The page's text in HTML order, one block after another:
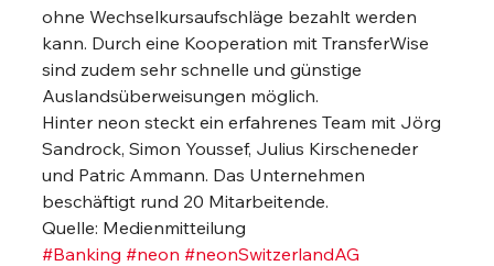
ohne Wechselkursaufschläge bezahlt werden
kann. Durch eine Kooperation mit TransferWise
sind zudem sehr schnelle und günstige
Auslandsüberweisungen möglich.
Hinter neon steckt ein erfahrenes Team mit Jörg
Sandrock, Simon Youssef, Julius Kirscheneder
und Patric Ammann. Das Unternehmen
beschäftigt rund 20 Mitarbeitende.
Quelle: Medienmitteilung
#Banking #neon #neonSwitzerlandAG